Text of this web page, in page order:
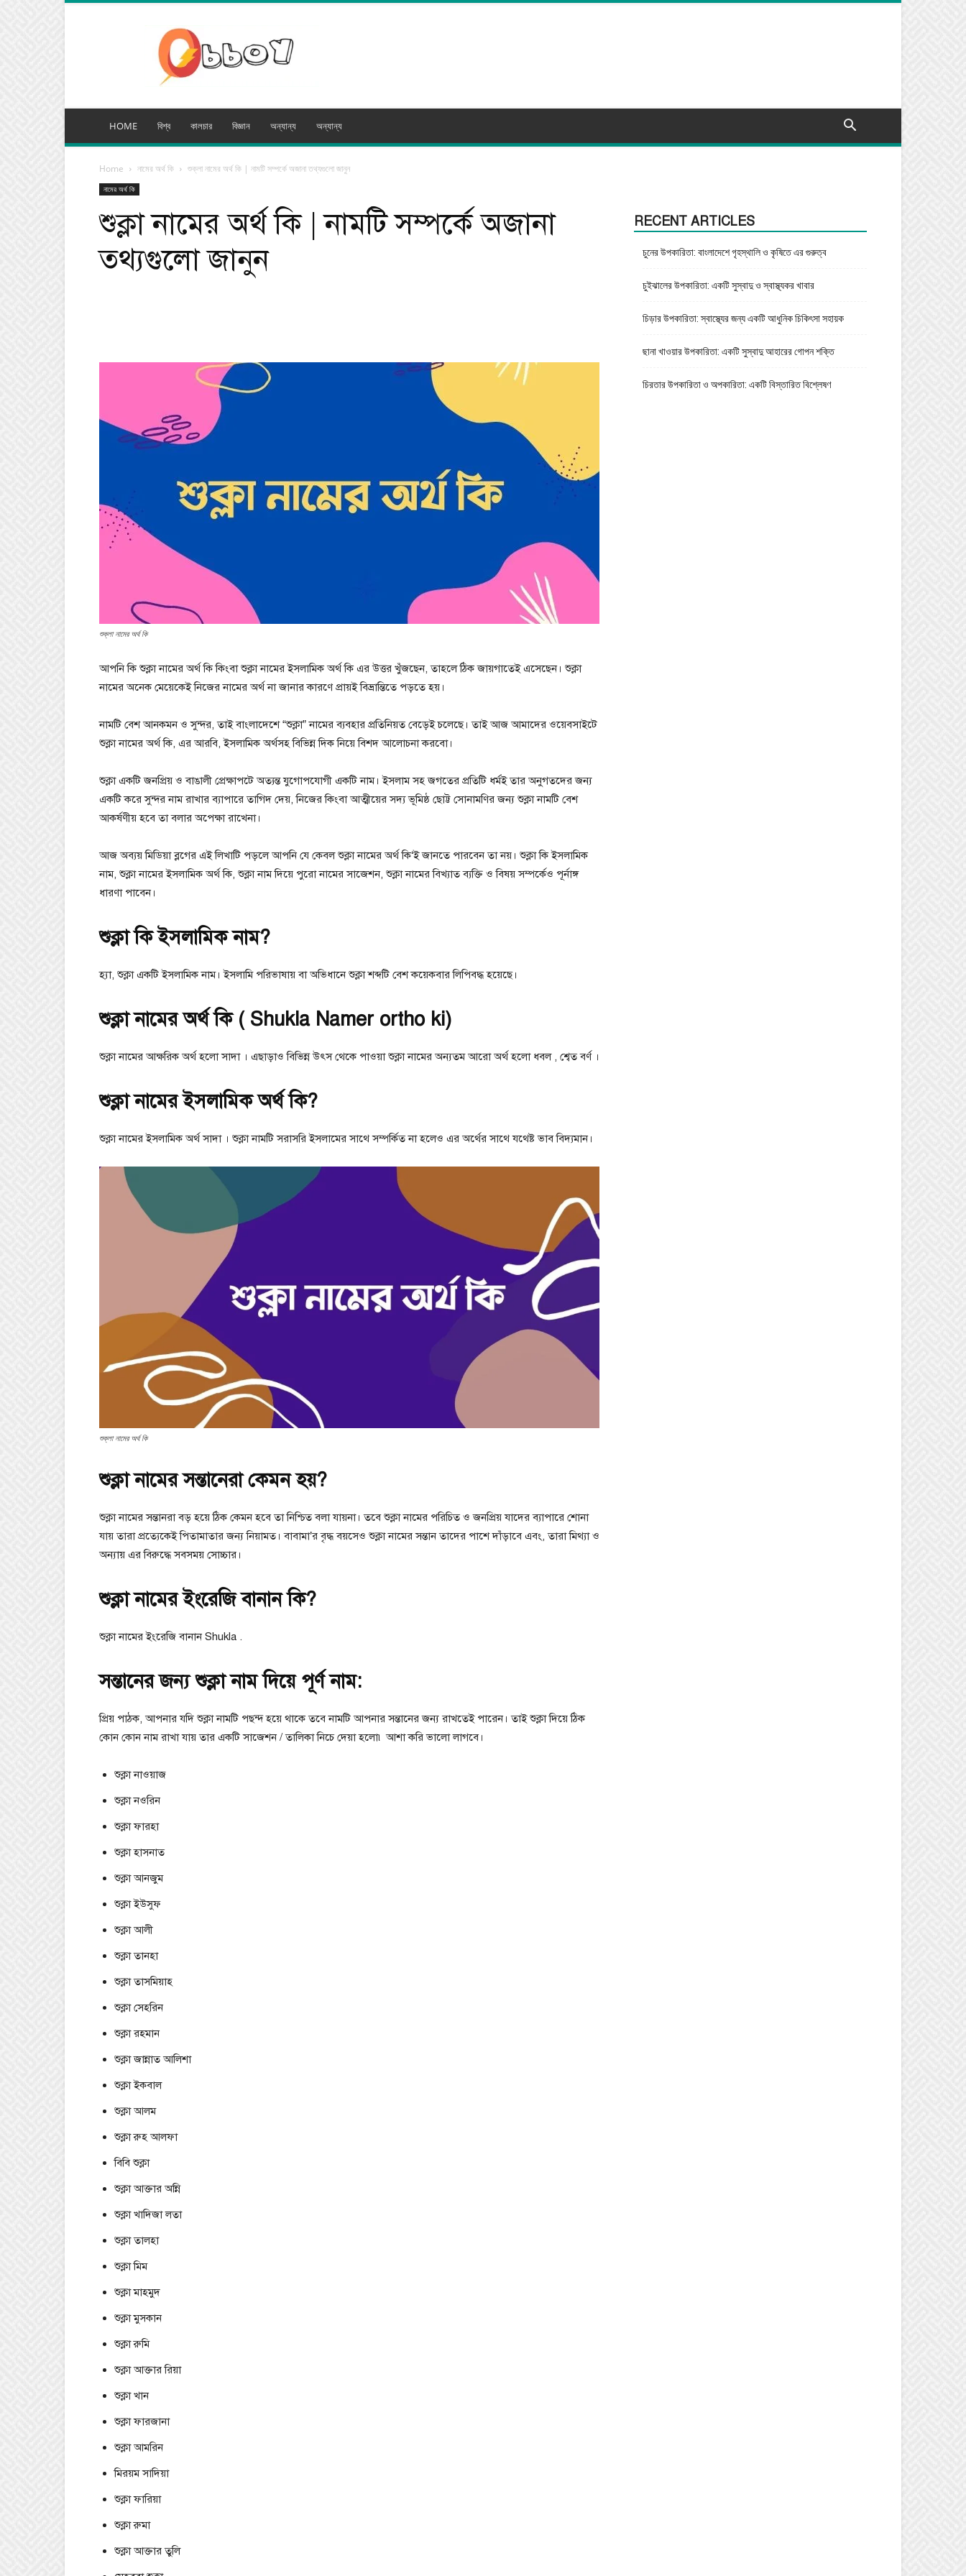
মিডিয়া
HOME বিশ্ব কালচার বিজ্ঞান অন্যান্য অন্যান্য
Home নামের অর্থ কি শুক্লা নামের অর্থ কি | নামটি সম্পর্কে অজানা তথ্যগুলো জানুন
নামের অর্থ কি
শুক্লা নামের অর্থ কি | নামটি সম্পর্কে অজানা
তথ্যগুলো জানুন
শুক্লা নামের অর্থ কি
আপনি কি শুক্লা নামের অর্থ কি কিংবা শুক্লা নামের ইসলামিক অর্থ কি এর উত্তর খুঁজছেন, তাহলে ঠিক জায়গাতেই এসেছেন। শুক্লা
নামের অনেক মেয়েকেই নিজের নামের অর্থ না জানার কারণে প্রায়ই বিভ্রান্তিতে পড়তে হয়।
নামটি বেশ আনকমন ও সুন্দর, তাই বাংলাদেশে “শুক্লা” নামের ব্যবহার প্রতিনিয়ত বেড়েই চলেছে। তাই আজ আমাদের ওয়েবসাইটে
শুক্লা নামের অর্থ কি, এর আরবি, ইসলামিক অর্থসহ বিভিন্ন দিক নিয়ে বিশদ আলোচনা করবো।
শুক্লা একটি জনপ্রিয় ও বাঙালী প্রেক্ষাপটে অত্যন্ত যুগোপযোগী একটি নাম। ইসলাম সহ জগতের প্রতিটি ধর্মই তার অনুগতদের জন্য
একটি করে সুন্দর নাম রাখার ব্যাপারে তাগিদ দেয়, নিজের কিংবা আত্মীয়ের সদ্য ভূমিষ্ঠ ছোট্ট সোনামণির জন্য শুক্লা নামটি বেশ
আকর্ষণীয় হবে তা বলার অপেক্ষা রাখেনা।
আজ অব্যয় মিডিয়া ব্লগের এই লিখাটি পড়লে আপনি যে কেবল শুক্লা নামের অর্থ কি‘ই জানতে পারবেন তা নয়। শুক্লা কি ইসলামিক
নাম, শুক্লা নামের ইসলামিক অর্থ কি, শুক্লা নাম দিয়ে পুরো নামের সাজেশন, শুক্লা নামের বিখ্যাত ব্যক্তি ও বিষয় সম্পর্কেও পূর্নাঙ্গ
ধারণা পাবেন।
শুক্লা কি ইসলামিক নাম?
হ্যা, শুক্লা একটি ইসলামিক নাম। ইসলামি পরিভাষায় বা অভিধানে শুক্লা শব্দটি বেশ কয়েকবার লিপিবদ্ধ হয়েছে।
শুক্লা নামের অর্থ কি ( Shukla Namer ortho ki)
শুক্লা নামের আক্ষরিক অর্থ হলো সাদা । এছাড়াও বিভিন্ন উৎস থেকে পাওয়া শুক্লা নামের অন্যতম আরো অর্থ হলো ধবল , শ্বেত বর্ণ ।
শুক্লা নামের ইসলামিক অর্থ কি?
শুক্লা নামের ইসলামিক অর্থ সাদা । শুক্লা নামটি সরাসরি ইসলামের সাথে সম্পর্কিত না হলেও এর অর্থের সাথে যথেষ্ট ভাব বিদ্যমান।
শুক্লা নামের অর্থ কি
শুক্লা নামের সন্তানেরা কেমন হয়?
শুক্লা নামের সন্তানরা বড় হয়ে ঠিক কেমন হবে তা নিশ্চিত বলা যায়না। তবে শুক্লা নামের পরিচিত ও জনপ্রিয় যাদের ব্যাপারে শোনা
যায় তারা প্রত্যেকেই পিতামাতার জন্য নিয়ামত। বাবামা’র বৃদ্ধ বয়সেও শুক্লা নামের সন্তান তাদের পাশে দাঁড়াবে এবং, তারা মিথ্যা ও
অন্যায় এর বিরুদ্ধে সবসময় সোচ্চার।
শুক্লা নামের ইংরেজি বানান কি?
শুক্লা নামের ইংরেজি বানান Shukla .
সন্তানের জন্য শুক্লা নাম দিয়ে পূর্ণ নাম:
প্রিয় পাঠক, আপনার যদি শুক্লা নামটি পছন্দ হয়ে থাকে তবে নামটি আপনার সন্তানের জন্য রাখতেই পারেন। তাই শুক্লা দিয়ে ঠিক
কোন কোন নাম রাখা যায় তার একটি সাজেশন / তালিকা নিচে দেয়া হলো৷ আশা করি ভালো লাগবে।
শুক্লা নাওয়াজ
শুক্লা নওরিন
শুক্লা ফারহা
শুক্লা হাসনাত
শুক্লা আনজুম
শুক্লা ইউসুফ
শুক্লা আলী
শুক্লা তানহা
শুক্লা তাসমিয়াহ
শুক্লা সেহরিন
শুক্লা রহমান
শুক্লা জান্নাত আলিশা
শুক্লা ইকবাল
শুক্লা আলম
শুক্লা রুহ আলফা
বিবি শুক্লা
শুক্লা আক্তার অন্নি
শুক্লা খাদিজা লতা
শুক্লা তালহা
শুক্লা মিম
শুক্লা মাহমুদ
শুক্লা মুসকান
শুক্লা রুমি
শুক্লা আক্তার রিয়া
শুক্লা খান
শুক্লা ফারজানা
শুক্লা আমরিন
মিরয়ম সাদিয়া
শুক্লা ফারিয়া
শুক্লা রুমা
শুক্লা আক্তার তুলি
RECENT ARTICLES
চুনের উপকারিতা: বাংলাদেশে গৃহস্থালি ও কৃষিতে এর গুরুত্ব
চুইঝালের উপকারিতা: একটি সুস্বাদু ও স্বাস্থ্যকর খাবার
চিড়ার উপকারিতা: স্বাস্থ্যের জন্য একটি আধুনিক চিকিৎসা সহায়ক
ছানা খাওয়ার উপকারিতা: একটি সুস্বাদু আহারের গোপন শক্তি
চিরতার উপকারিতা ও অপকারিতা: একটি বিস্তারিত বিশ্লেষণ